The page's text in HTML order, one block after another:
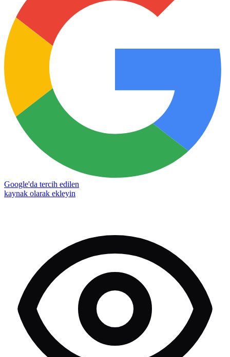
Google'da tercih edilen
kaynak olarak ekleyin